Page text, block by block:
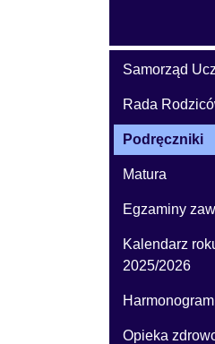
Samorząd
Rada
Podręczniki
Matura
Egzaminy
Kalendarz
2025/2026
Opieka